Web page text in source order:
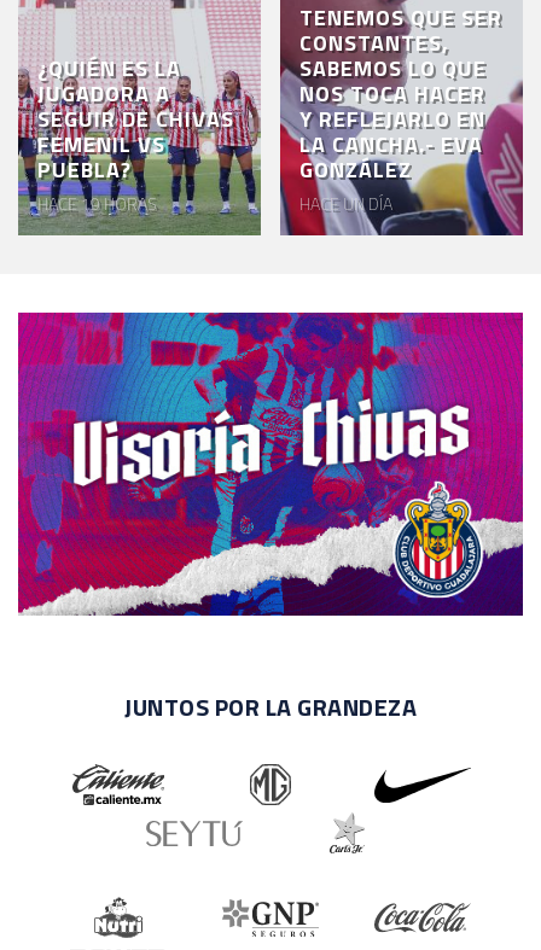
¿QUIÉN ES LA
JUGADORA A
SEGUIR DE CHIVAS
FEMENIL VS
PUEBLA?
HACE 19 HORAS
TENEMOS QUE SER
CONSTANTES,
SABEMOS LO QUE
NOS TOCA HACER
Y REFLEJARLO EN
LA CANCHA.- EVA
GONZÁLEZ
HACE UN DÍA
JUNTOS POR LA GRANDEZA